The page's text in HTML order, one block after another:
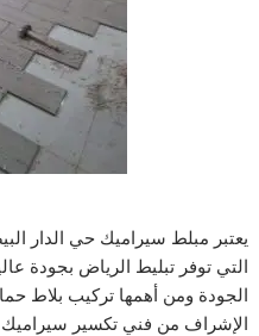
يعتبر مبلط سيراميك حي الدار
التي توفر تبليط الرياض بجودة
الجودة ومن أهمها تركيب بلاط
الإشراف من فني تكسير